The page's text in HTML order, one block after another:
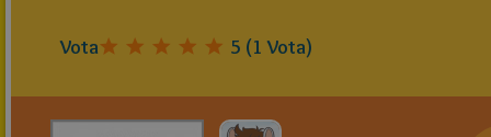
Vota 5 (1 Vota)